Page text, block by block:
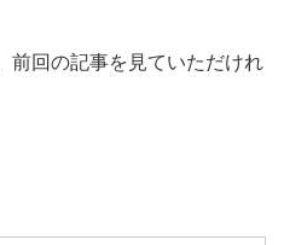
前回の記事を見ていただけれ